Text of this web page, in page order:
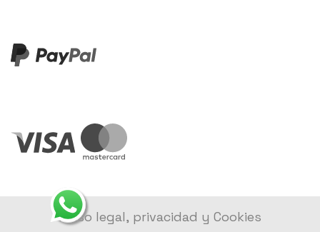
Aviso legal, privacidad y Cookies